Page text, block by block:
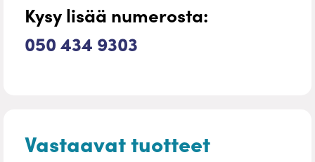
Vastaavat tuotteet
Kysy lisää numerosta:
050 434 9303